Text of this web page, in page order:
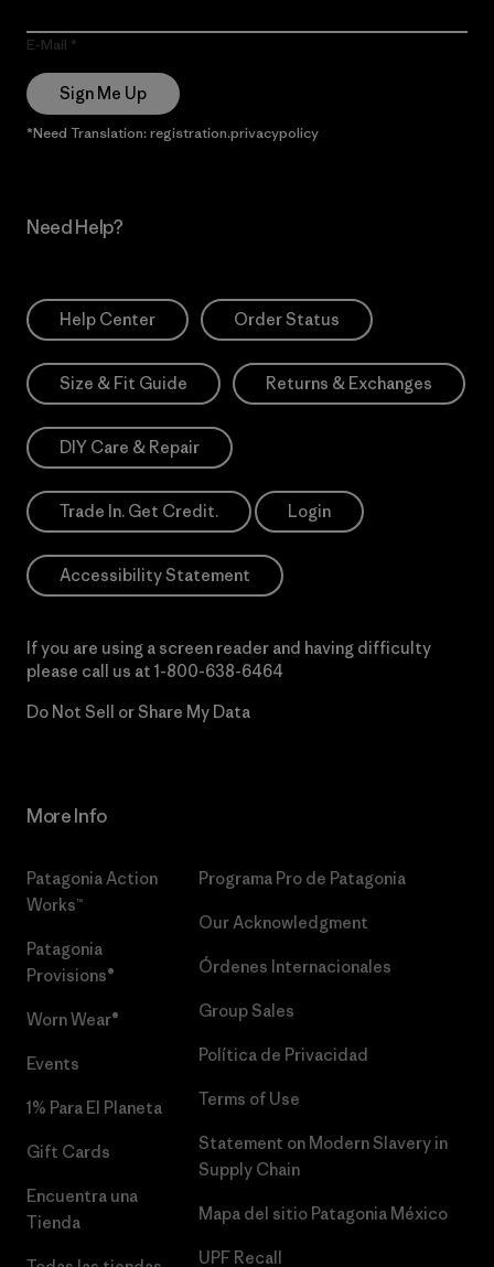
E-Mail
Sign Me Up
*Need Translation: registration.privacypolicy
Need Help?
Help Center Order Status
Size & Fit Guide Returns & Exchanges
DIY Care & Repair
Trade In. Get Credit. Login
Accessibility Statement
If you are using a screen reader and having difficulty
please call us at 1-800-638-6464
Do Not Sell or Share My Data
More Info
Patagonia Action
Works™
Patagonia
Provisions®
Worn Wear®
Events
1% Para El Planeta
Gift Cards
Encuentra una
Tienda
Programa Pro de Patagonia
Our Acknowledgment
Órdenes Internacionales
Group Sales
Política de Privacidad
Terms of Use
Statement on Modern Slavery in
Supply Chain
Mapa del sitio Patagonia México
UPF Recall